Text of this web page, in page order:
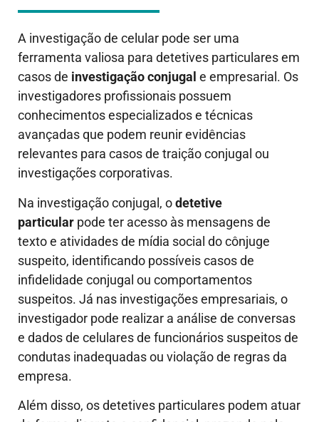
A investigação de celular pode ser uma
ferramenta valiosa para detetives particulares em
casos de investigação conjugal e empresarial. Os
investigadores profissionais possuem
conhecimentos especializados e técnicas
avançadas que podem reunir evidências
relevantes para casos de traição conjugal ou
investigações corporativas.
Na investigação conjugal, odetetive
particular pode ter acesso às mensagens de
texto e atividades de mídia social do cônjuge
suspeito, identificando possíveis casos de
infidelidade conjugal ou comportamentos
suspeitos. Já nas investigações empresariais, o
investigador pode realizar a análise de conversas
e dados de celulares de funcionários suspeitos de
condutas inadequadas ou violação de regras da
empresa.
Além disso, os detetives particulares podem atuar